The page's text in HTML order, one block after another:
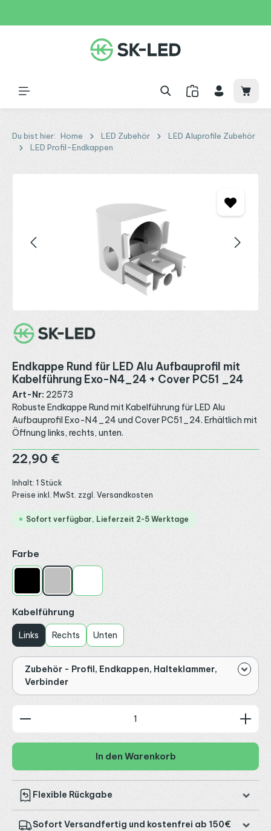
Du bist hier: Home LED Zubehör
LED Aluprofile Zubehör
LED Profil-Endkappen
Endkappe Rund für LED Alu Aufbauprofil mit
Kabelführung Exo-N4_24 + Cover PC51 _24
Art-Nr: 22573
Robuste Endkappe Rund mit Kabelführung für LED Alu
Aufbauprofil Exo-N4_24 und Cover PC51_24. Erhältlich mit
Öffnung links, rechts, unten.
Regulärer Preis:
22,90 €
Inhalt: 1 Stück
Preise inkl. MwSt. zzgl. Versandkosten
Sofort verfügbar, Lieferzeit 2-5 Werktage
Farbe
Kabelführung
Links Rechts Unten
Zubehör - Profil, Endkappen, Halteklammer,
Verbinder
Produkt Anzahl: Gib den gewünschten Wert ein
In den Warenkorb
Flexible Rückgabe
Sofort Versandfertig und kostenfrei ab 150€